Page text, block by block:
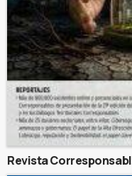
Revista